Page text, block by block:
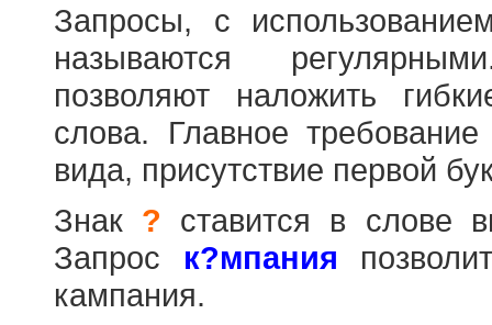
Запросы, с
называются
позволяют наложить
слова. Главное
вида, присутствие первой
Знак ? ставится в слове
Запрос к?мпания
кампания.